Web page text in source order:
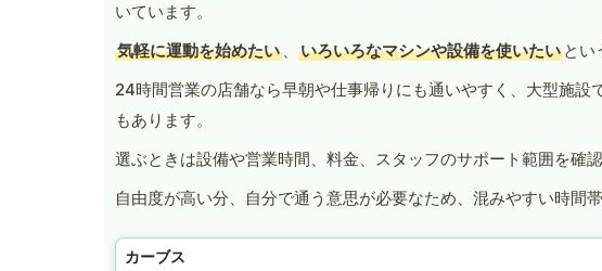
いています。
気軽に運動を始めたい 、 いろいろなマシンや設備を使いたい とい
24時間営業の店舗なら早朝や仕事帰りにも通いやすく、大型施設
もあります。
選ぶときは設備や営業時間、料金、スタッフのサポート範囲を確認
自由度が高い分、自分で通う意思が必要なため、混みやすい時間
カーブス